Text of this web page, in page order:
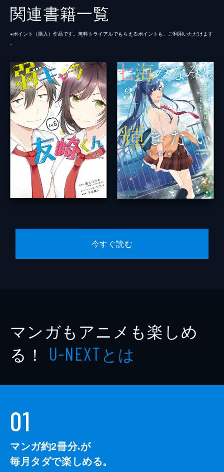
関連書籍一覧
※ポイント（購⼊）作品です。無料トライアルでもらえるポイントも、ご利⽤いただけます
今すぐ読む
マンガもアニメも楽しめ
る！ U-NEXTとは
01
マンガ約2冊分※が
毎月タダで楽しめる。